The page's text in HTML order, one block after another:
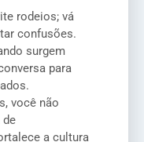
rodeios; vá
confusões.
surgem
para
você não
de
a cultura